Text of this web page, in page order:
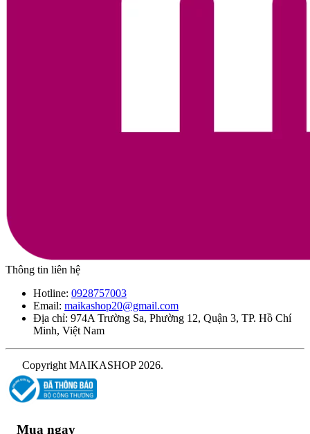
Thông tin liên hệ
Hotline: 0928757003
Email: maikashop20@gmail.com
Địa chỉ: 974A Trường Sa, Phường 12, Quận 3, TP. Hồ Chí
Minh, Việt Nam
Copyright MAIKASHOP 2026.
Mua ngay